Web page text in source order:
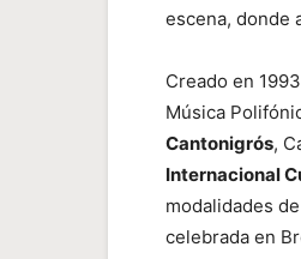
escena, donde
Creado en
Música
Cantonigrós,
Internacional
modalidades de
celebrada en